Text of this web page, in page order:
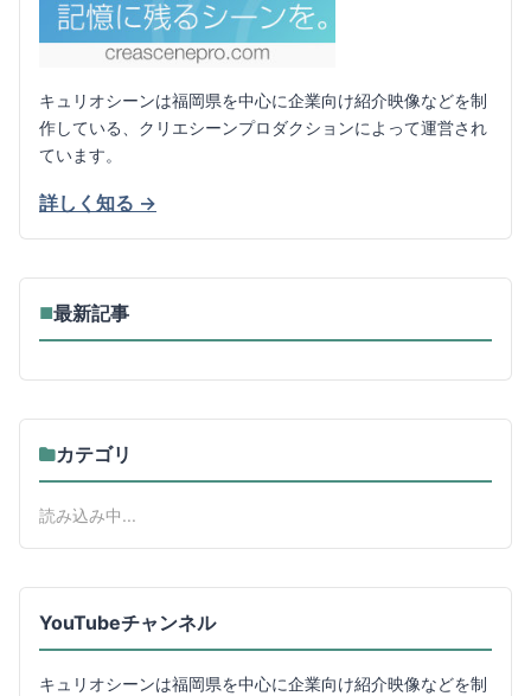
キュリオシーンは福岡県を中心に企業向け紹介映像などを制
作している、クリエシーンプロダクションによって運営され
ています。
詳しく知る →
■最新記事
カテゴリ
読み込み中...
YouTubeチャンネル
キュリオシーンは福岡県を中心に企業向け紹介映像などを制